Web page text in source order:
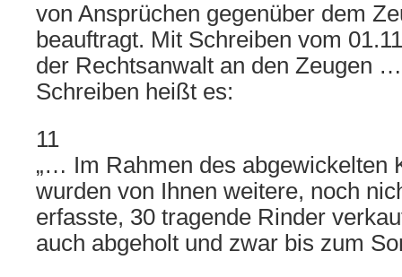
von Ansprüchen gegenüber dem
beauftragt. Mit Schreiben vom
der Rechtsanwalt an den Zeugen
Schreiben heißt es:
11
„… Im Rahmen des abgewickelten
wurden von Ihnen weitere, noch
erfasste, 30 tragende Rinder
auch abgeholt und zwar bis zum